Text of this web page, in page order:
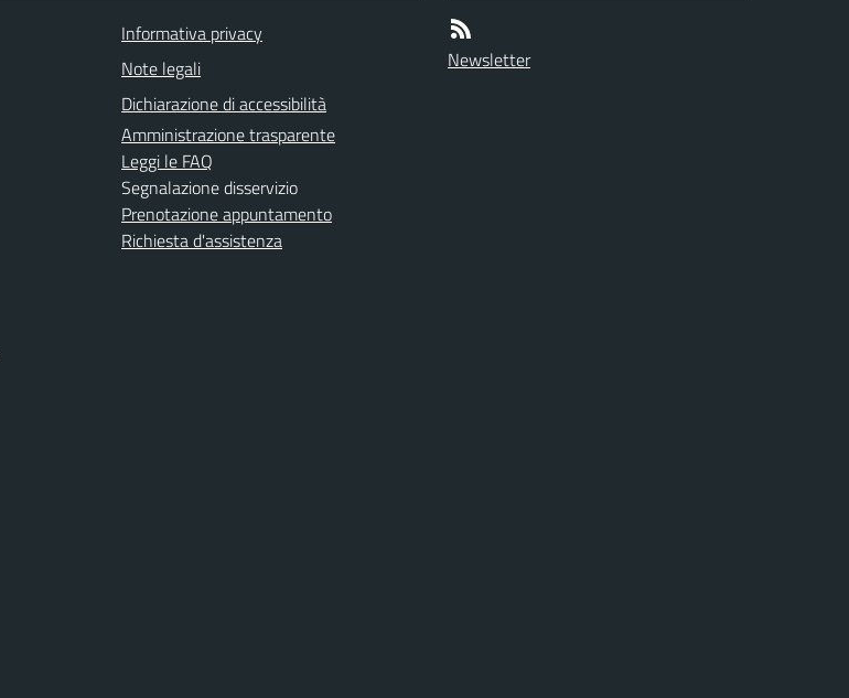
Informativa privacy
Note legali
Dichiarazione di accessibilità
Amministrazione trasparente
Leggi le FAQ
Segnalazione disservizio
Prenotazione appuntamento
Richiesta d'assistenza
Newsletter